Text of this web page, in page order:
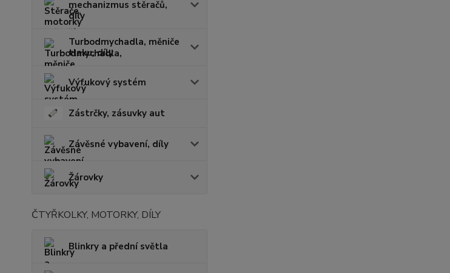
mechanizmus stěračů,
díly
Turbodmychadla, měniče
tlaku, díly
Výfukový systém
Zástrčky, zásuvky aut
Závěsné vybavení, díly
Žárovky
ČTYŘKOLKY, MOTORKY, DÍLY
Blinkry a přední světla